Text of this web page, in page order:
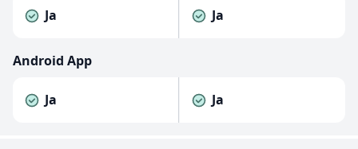
Ja Ja
Android App
Ja Ja